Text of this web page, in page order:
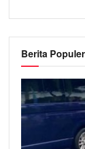
Berita Populer